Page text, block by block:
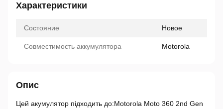
Характеристики
Состояние Новое
Совместимость аккумулятора Motorola
Опис
Цей акумулятор підходить до:Motorola Moto 360 2nd Gen